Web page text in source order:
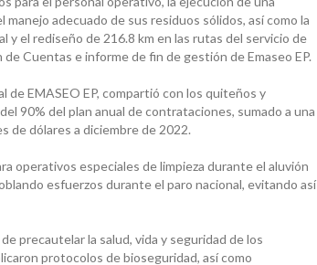
adecuado de sus residuos sólidos, así como la
el rediseño de 216.8 km en las rutas del servicio de
Cuentas e informe de fin de gestión de Emaseo EP.
de EMASEO EP, compartió con los quiteños y
90% del plan anual de contrataciones, sumado a una
de dólares a diciembre de 2022.
operativos especiales de limpieza durante el aluvión
esfuerzos durante el paro nacional, evitando así
precautelar la salud, vida y seguridad de los
protocolos de bioseguridad, así como